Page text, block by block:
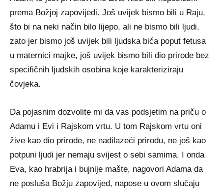
prema Božjoj zapovijedi. Još uvijek bismo bili u Raju,
što bi na neki način bilo lijepo, ali ne bismo bili ljudi,
zato jer bismo još uvijek bili ljudska bića poput fetusa
u maternici majke, još uvijek bismo bili dio prirode bez
specifičnih ljudskih osobina koje karakteriziraju
čovjeka.
Da pojasnim dozvolite mi da vas podsjetim na priču o
Adamu i Evi i Rajskom vrtu. U tom Rajskom vrtu oni
žive kao dio prirode, ne nadilazeći prirodu, ne još kao
potpuni ljudi jer nemaju svijest o sebi samima. I onda
Eva, kao hrabrija i bujnije mašte, nagovori Adama da
ne posluša Božju zapovijed, napose u ovom slučaju